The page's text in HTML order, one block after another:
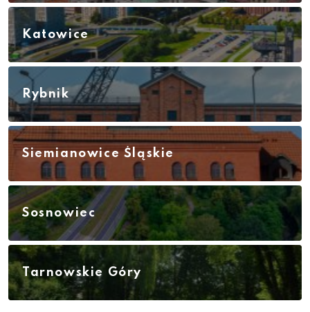
Katowice
Rybnik
Siemianowice Śląskie
Sosnowiec
Tarnowskie Góry